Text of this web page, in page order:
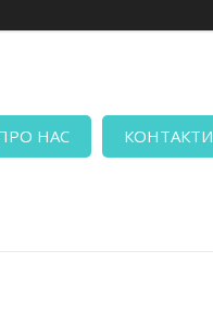
НАС КОНТАКТИ